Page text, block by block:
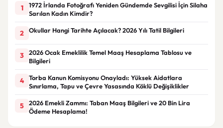
1
1972 İrlanda Fotoğrafı Yeniden Gündemde Sevgilisi İçin Silaha
Sarılan Kadın Kimdir?
2 Okullar Hangi Tarihte Açılacak? 2026 Yılı Tatil Bilgileri
3
2026 Ocak Emeklilik Temel Maaş Hesaplama Tablosu ve
Bilgileri
4
Torba Kanun Komisyonu Onayladı: Yüksek Aidatlara
Sınırlama, Tapu ve Çevre Yasasında Köklü Değişiklikler
5
2026 Emekli Zammı: Taban Maaş Bilgileri ve 20 Bin Lira
Ödeme Hesaplama!